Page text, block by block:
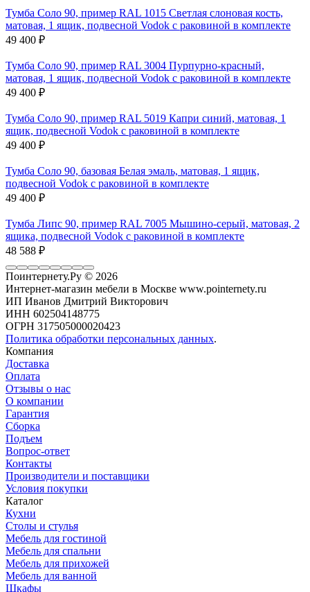
Тумба Соло 90, пример RAL 1015 Светлая слоновая кость,
матовая, 1 ящик, подвесной Vodok с раковиной в комплекте
49 400 ₽
Тумба Соло 90, пример RAL 3004 Пурпурно-красный,
матовая, 1 ящик, подвесной Vodok с раковиной в комплекте
49 400 ₽
Тумба Соло 90, пример RAL 5019 Капри синий, матовая, 1
ящик, подвесной Vodok с раковиной в комплекте
49 400 ₽
Тумба Соло 90, базовая Белая эмаль, матовая, 1 ящик,
подвесной Vodok с раковиной в комплекте
49 400 ₽
Тумба Липс 90, пример RAL 7005 Мышино-серый, матовая, 2
ящика, подвесной Vodok с раковиной в комплекте
48 588 ₽
Поинтернету.Ру © 2026
Интернет-магазин мебели в Москве www.pointernety.ru
ИП Иванов Дмитрий Викторович
ИНН 602504148775
ОГРН 317505000020423
Политика обработки персональных данных.
Компания
Доставка
Оплата
Отзывы о нас
О компании
Гарантия
Сборка
Подъем
Вопрос-ответ
Контакты
Производители и поставщики
Условия покупки
Каталог
Кухни
Столы и стулья
Мебель для гостиной
Мебель для спальни
Мебель для прихожей
Мебель для ванной
Шкафы